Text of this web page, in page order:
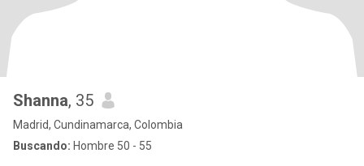
Shanna, 35
Madrid, Cundinamarca, Colombia
Buscando: Hombre 50 - 55